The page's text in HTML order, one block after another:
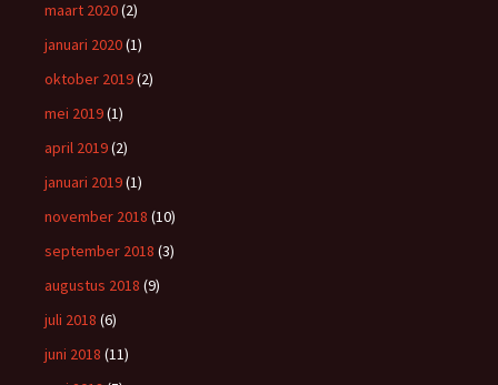
maart 2020(2)
januari 2020(1)
oktober 2019(2)
mei 2019(1)
april 2019(2)
januari 2019(1)
november 2018 (10)
september 2018 (3)
augustus 2018 (9)
juli 2018 (6)
juni 2018 (11)